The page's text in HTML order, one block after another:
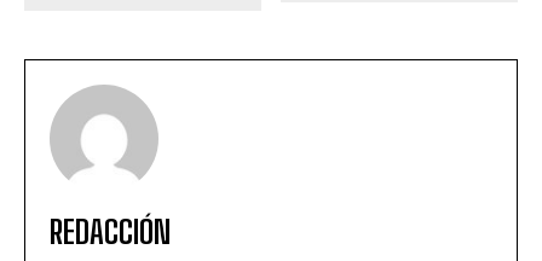
REDACCIÓN